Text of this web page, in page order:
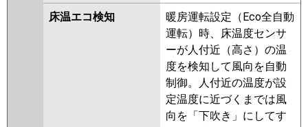
RCI-GP80RSH3 RCI-GP80RSH2
FDTV806H6S-airf FDTV806H6S
FDTV806H6S-rak FDTV806H6S-
FDTV805HB5SA-airf
FDTV805HB5SA
FDTV805HB5SA-
FDTV805HB5SA-rak
FDTK805H5SA
FDTK805H5SA-osj
床温エコ検知
暖房運転設定（Eco全自動
運転）時、床温度センサ
ーが人付近（高さ）の温
度を検知して風向を自動
制御。人付近の温度が設
定温度に近づくまでは風
向を「下吹き」にしてす